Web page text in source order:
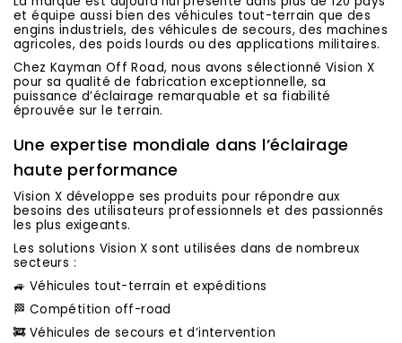
et équipe aussi bien des véhicules tout-terrain que des
engins industriels, des véhicules de secours, des machines
agricoles, des poids lourds ou des applications militaires.
Chez Kayman Off Road, nous avons sélectionné Vision X
pour sa qualité de fabrication exceptionnelle, sa
puissance d’éclairage remarquable et sa fiabilité
éprouvée sur le terrain.
Une expertise mondiale dans l’éclairage
haute performance
Vision X développe ses produits pour répondre aux
besoins des utilisateurs professionnels et des passionnés
les plus exigeants.
Les solutions Vision X sont utilisées dans de nombreux
secteurs :
🚙 Véhicules tout-terrain et expéditions
🏁 Compétition off-road
🚒 Véhicules de secours et d’intervention